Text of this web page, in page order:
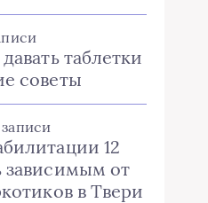
таблетки
советы
12
от
в Твери